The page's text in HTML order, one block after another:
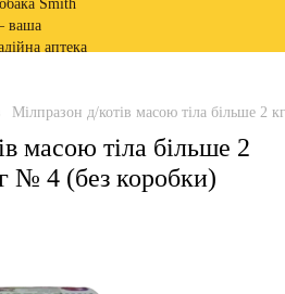
Мілпразон д/котів масою тіла більше 2
масою тіла більше 2
№ 4 (без коробки)